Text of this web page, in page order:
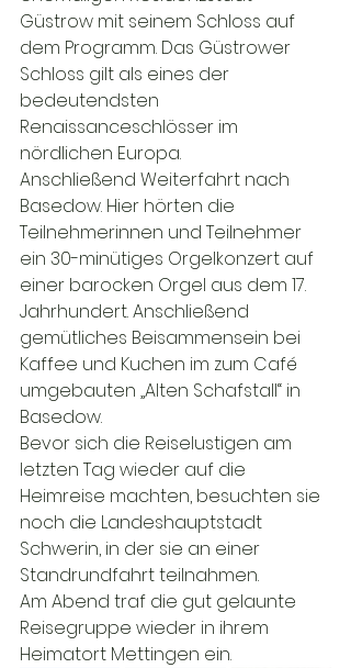
Güstrow mit seinem Schloss auf
dem Programm. Das Güstrower
Schloss gilt als eines der
bedeutendsten
Renaissanceschlösser im
nördlichen Europa.
Anschließend Weiterfahrt nach
Basedow. Hier hörten die
Teilnehmerinnen und Teilnehmer
ein 30-minütiges Orgelkonzert auf
einer barocken Orgel aus dem 17.
Jahrhundert. Anschließend
gemütliches Beisammensein bei
Kaffee und Kuchen im zum Café
umgebauten „Alten Schafstall“ in
Basedow.
Bevor sich die Reiselustigen am
letzten Tag wieder auf die
Heimreise machten, besuchten sie
noch die Landeshauptstadt
Schwerin, in der sie an einer
Standrundfahrt teilnahmen.
Am Abend traf die gut gelaunte
Reisegruppe wieder in ihrem
Heimatort Mettingen ein.